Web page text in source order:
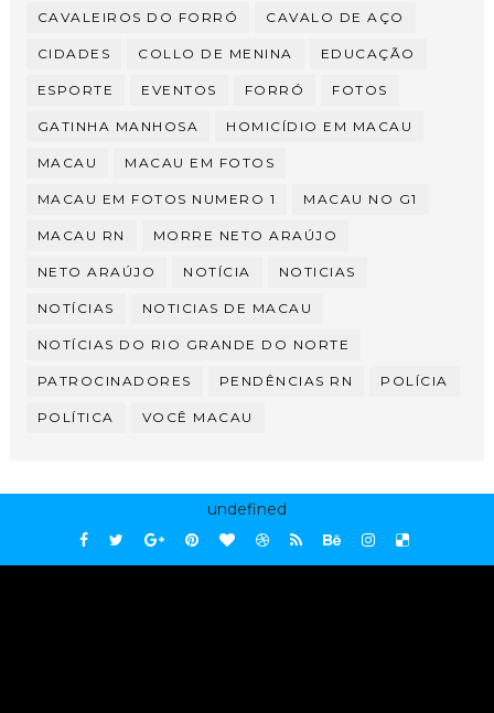
CAVALEIROS DO FORRÓ CAVALO DE AÇO
CIDADES COLLO DE MENINA EDUCAÇÃO
ESPORTE EVENTOS FORRÓ FOTOS
GATINHA MANHOSA HOMICÍDIO EM MACAU
MACAU MACAU EM FOTOS
MACAU EM FOTOS NUMERO 1 MACAU NO G1
MACAU RN MORRE NETO ARAÚJO
NETO ARAÚJO NOTÍCIA NOTICIAS
NOTÍCIAS NOTICIAS DE MACAU
NOTÍCIAS DO RIO GRANDE DO NORTE
PATROCINADORES PENDÊNCIAS RN POLÍCIA
POLÍTICA VOCÊ MACAU
undefined